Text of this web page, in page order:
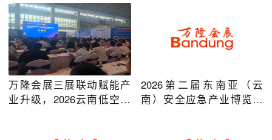
万隆会展三展联动赋能产
业升级，2026云南低空经
2026第二届东南亚（云
南）安全应急产业博览会